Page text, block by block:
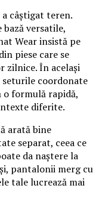
câștigat teren.
bază versatile,
Wear insistă pe
piese care se
zilnice. În același
coordonate
formulă rapidă,
diferite.
arată bine
separat, ceea ce
da naștere la
pantalonii merg cu
tale lucrează mai